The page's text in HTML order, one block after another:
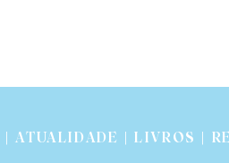
| ATUALIDADE | LIVROS |